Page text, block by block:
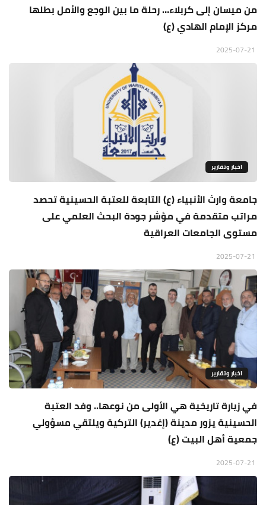
من ميسان إلى كربلاء… رحلة ما بين الوجع والأمل بطلها
مركز الإمام الهادي (ع)
اخبار وتقارير
جامعة وارث الأنبياء (ع) التابعة للعتبة الحسينية تحصد
مراتب متقدمة في مؤشر جودة البحث العلمي على
مستوى الجامعات العراقية
اخبار وتقارير
في زيارة تاريخية هي الأولى من نوعها.. وفد العتبة
الحسينية يزور مدينة (إغدير) التركية ويلتقي مسؤولي
جمعية أهل البيت (ع)